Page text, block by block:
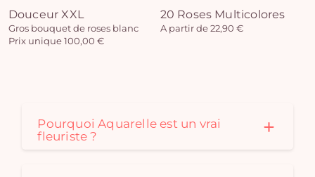
Douceur XXL
Gros bouquet de roses blanc
Prix unique 100,00 €
20 Roses Multicolores
A partir de 22,90 €
Pourquoi Aquarelle est un vrai
fleuriste ?